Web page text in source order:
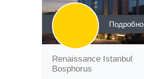
Подробно
Renaissance Istanbul
Bosphorus